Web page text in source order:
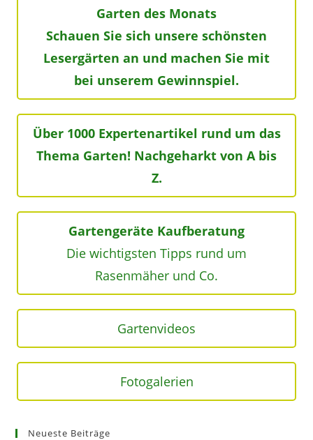
Garten des Monats
Schauen Sie sich unsere schönsten
Lesergärten an und machen Sie mit
bei unserem Gewinnspiel.
Über 1000 Expertenartikel rund um das
Thema Garten! Nachgeharkt von A bis
Z.
Gartengeräte Kaufberatung
Die wichtigsten Tipps rund um
Rasenmäher und Co.
Gartenvideos
Fotogalerien
Neueste Beiträge